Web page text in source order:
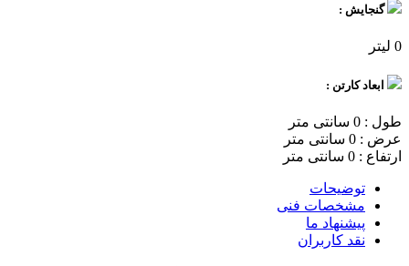
گنجایش :
0 لیتر
ابعاد کارتن :
طول : 0 سانتی متر
عرض : 0 سانتی متر
ارتفاع : 0 سانتی متر
توضیحات
مشخصات فنی
پیشنهاد ما
نقد کاربران